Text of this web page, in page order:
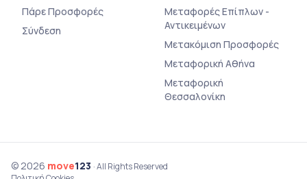
Πάρε Προσφορές
Σύνδεση
Μεταφορές Επίπλων -
Αντικειμένων
Μετακόμιση Προσφορές
Μεταφορική Αθήνα
Μεταφορική
Θεσσαλονίκη
© 2026 move123 · All Rights Reserved